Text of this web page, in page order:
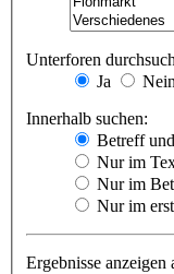
Unterforen
Ja
Nein
Innerhalb suchen:
Betreff
Nur im
Nur im
Nur im
Ergebnisse anzeigen